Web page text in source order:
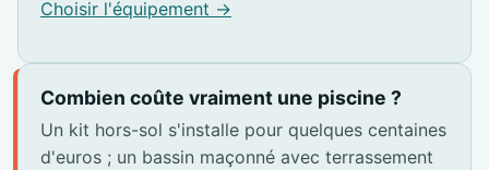
Choisir l'équipement →
Combien coûte vraiment une piscine ?
Un kit hors-sol s'installe pour quelques centaines
d'euros ; un bassin maçonné avec terrassement